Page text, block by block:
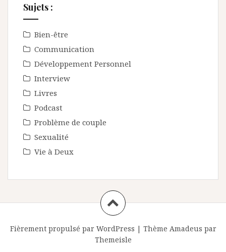
Sujets :
Bien-être
Communication
Développement Personnel
Interview
Livres
Podcast
Problème de couple
Sexualité
Vie à Deux
Fièrement propulsé par WordPress | Thème Amadeus par
Themeisle